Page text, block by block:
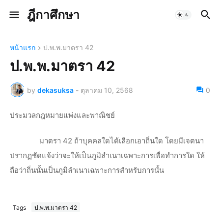
ฎีกาศึกษา
หน้าแรก ป.พ.พ.มาตรา 42
ป.พ.พ.มาตรา 42
by dekasuksa - ตุลาคม 10, 2568 0
ประมวลกฎหมายแพ่งและพาณิชย์
มาตรา 42 ถ้าบุคคลใดได้เลือกเอาถิ่นใด โดยมีเจตนา
ปรากฏชัดแจ้งว่าจะให้เป็นภูมิลำเนาเฉพาะการเพื่อทำการใด ให้
ถือว่าถิ่นนั้นเป็นภูมิลำเนาเฉพาะการสำหรับการนั้น
Tags ป.พ.พ.มาตรา 42